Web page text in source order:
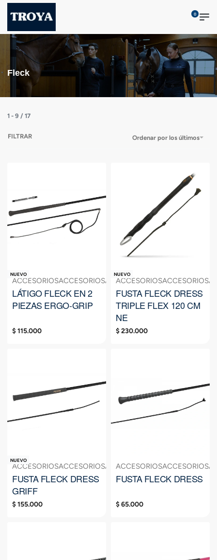
0
Fleck
1 - 9 / 17
Ordenar por los últimos
FILTRAR
NUEVO
ACCESORIOSACCESORIOSACCESORIOSFUSTAFUSTAFUSTA
LÁTIGO FLECK EN 2
PIEZAS ERGO-GRIP
$115.000
NUEVO
ACCESORIOSACCESORIOS
FUSTA FLECK DRESS
TRIPLE FLEX 120 CM
NE
$230.000
NUEVO
ACCESORIOSACCESORIOSACCESORIOSFUSTAFUSTAFUSTA
FUSTA FLECK DRESS
GRIFF
$155.000
ACCESORIOSACCESORIOS
FUSTA FLECK DRESS
$65.000